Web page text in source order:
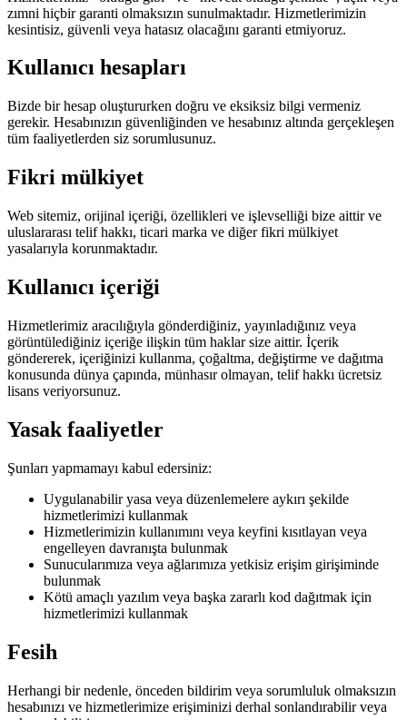
zımni hiçbir garanti olmaksızın sunulmaktadır. Hizmetlerimizin
kesintisiz, güvenli veya hatasız olacağını garanti etmiyoruz.
Kullanıcı hesapları
Bizde bir hesap oluştururken doğru ve eksiksiz bilgi vermeniz
gerekir. Hesabınızın güvenliğinden ve hesabınız altında gerçekleşen
tüm faaliyetlerden siz sorumlusunuz.
Fikri mülkiyet
Web sitemiz, orijinal içeriği, özellikleri ve işlevselliği bize aittir ve
uluslararası telif hakkı, ticari marka ve diğer fikri mülkiyet
yasalarıyla korunmaktadır.
Kullanıcı içeriği
Hizmetlerimiz aracılığıyla gönderdiğiniz, yayınladığınız veya
görüntülediğiniz içeriğe ilişkin tüm haklar size aittir. İçerik
göndererek, içeriğinizi kullanma, çoğaltma, değiştirme ve dağıtma
konusunda dünya çapında, münhasır olmayan, telif hakkı ücretsiz
lisans veriyorsunuz.
Yasak faaliyetler
Şunları yapmamayı kabul edersiniz:
Uygulanabilir yasa veya düzenlemelere aykırı şekilde
hizmetlerimizi kullanmak
Hizmetlerimizin kullanımını veya keyfini kısıtlayan veya
engelleyen davranışta bulunmak
Sunucularımıza veya ağlarımıza yetkisiz erişim girişiminde
bulunmak
Kötü amaçlı yazılım veya başka zararlı kod dağıtmak için
hizmetlerimizi kullanmak
Fesih
Herhangi bir nedenle, önceden bildirim veya sorumluluk olmaksızın
hesabınızı ve hizmetlerimize erişiminizi derhal sonlandırabilir veya